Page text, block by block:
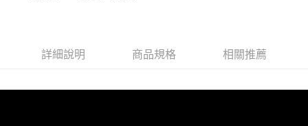
詳細說明 商品規格 相關推薦